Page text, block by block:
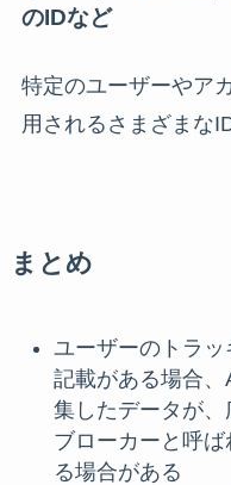
のIDなど
特定のユーザーやア
用されるさまざまな
まとめ
ユーザーのトラ
記載がある場合
集したデータが
ブローカーと呼
る場合がある